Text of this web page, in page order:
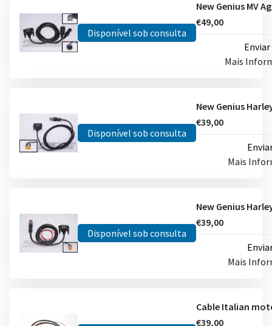
Disponível sob consulta
€49,00
Mais
Disponível sob consulta
€39,00
Mais
Disponível sob consulta
€39,00
Mais
€39,00